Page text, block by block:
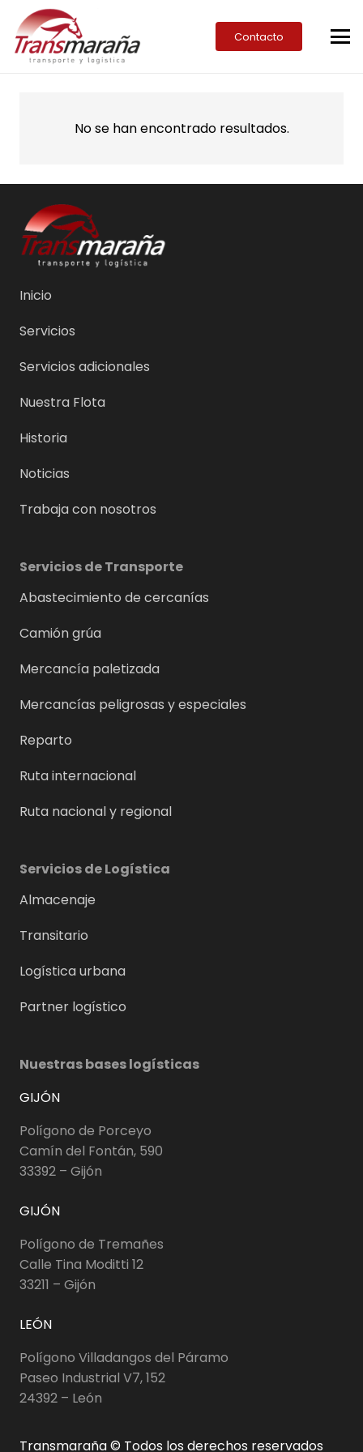
Contacto
No se han encontrado resultados.
Inicio
Servicios
Servicios adicionales
Nuestra Flota
Historia
Noticias
Trabaja con nosotros
Servicios de Transporte
Abastecimiento de cercanías
Camión grúa
Mercancía paletizada
Mercancías peligrosas y especiales
Reparto
Ruta internacional
Ruta nacional y regional
Servicios de Logística
Almacenaje
Transitario
Logística urbana
Partner logístico
Nuestras bases logísticas
GIJÓN
Polígono de Porceyo
Camín del Fontán, 590
33392 – Gijón
GIJÓN
Polígono de Tremañes
Calle Tina Moditti 12
33211 – Gijón
LEÓN
Polígono Villadangos del Páramo
Paseo Industrial V7, 152
24392 – León
Transmaraña © Todos los derechos reservados